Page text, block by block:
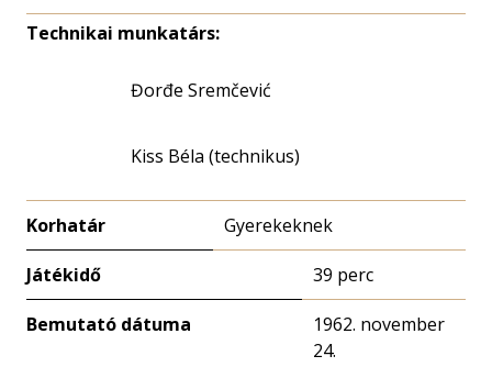
Technikai munkatárs:
Đorđe Sremčević
Kiss Béla (technikus)
Korhatár Gyerekeknek
Játékidő 39 perc
Bemutató dátuma
1962. november
24.